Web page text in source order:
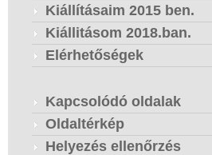
Kiállításaim 2015 ben.
Kiállitásom 2018.ban.
Elérhetőségek
Kapcsolódó oldalak
Oldaltérkép
Helyezés ellenőrzés